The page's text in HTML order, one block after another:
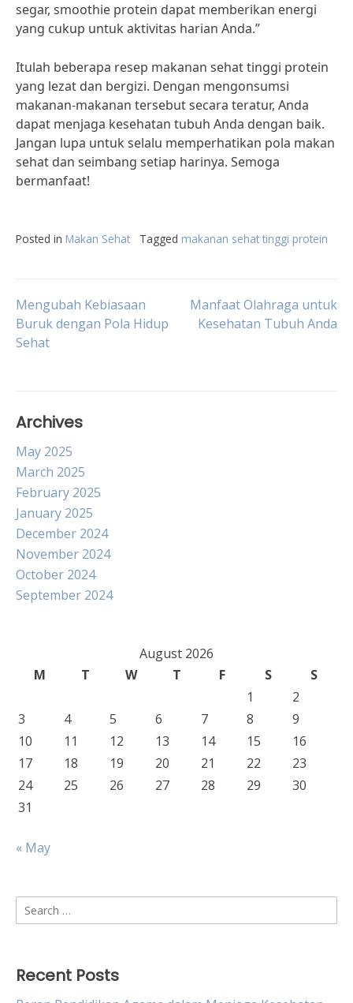
segar, smoothie protein dapat memberikan energi
yang cukup untuk aktivitas harian Anda.”
Itulah beberapa resep makanan sehat tinggi protein
yang lezat dan bergizi. Dengan mengonsumsi
makanan-makanan tersebut secara teratur, Anda
dapat menjaga kesehatan tubuh Anda dengan baik.
Jangan lupa untuk selalu memperhatikan pola makan
sehat dan seimbang setiap harinya. Semoga
bermanfaat!
Posted in Makan Sehat Tagged makanan sehat tinggi protein
Post
navigation
Mengubah Kebiasaan
Buruk dengan Pola Hidup
Sehat
Manfaat Olahraga untuk
Kesehatan Tubuh Anda
Archives
May 2025
March 2025
February 2025
January 2025
December 2024
November 2024
October 2024
September 2024
August 2026
M
T W T F S
S
1
2
3
4 5 6 7 8
9
10
11 12 13 14 15
16
17
18 19 20 21 22
23
24
25 26 27 28 29
30
31
« May
Search
for:
Recent Posts